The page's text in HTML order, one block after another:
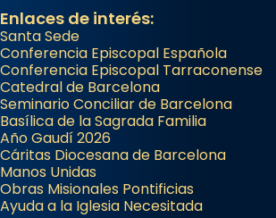
Share
Enlaces de interés:
Santa Sede
Conferencia Episcopal Española
Conferencia Episcopal Tarraconense
Catedral de Barcelona
Seminario Conciliar de Barcelona
Basílica de la Sagrada Familia
Año Gaudí 2026
Cáritas Diocesana de Barcelona
Manos Unidas
Obras Misionales Pontificias
Ayuda a la Iglesia Necesitada